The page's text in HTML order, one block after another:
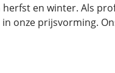
en winter. Als
onze prijsvorming.